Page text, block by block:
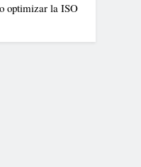
optimizar la ISO